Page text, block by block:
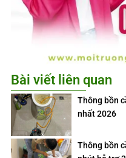
Bài viết liên quan
Thông bồn
nhất 2026
Thông bồn